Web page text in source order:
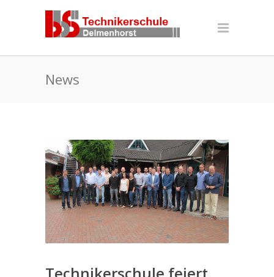
News
Technikerschule feiert